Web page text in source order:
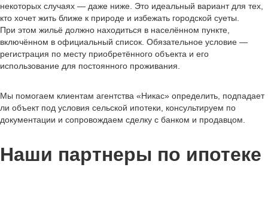
некоторых случаях — даже ниже. Это идеальный вариант для тех,
кто хочет жить ближе к природе и избежать городской суеты.
При этом жильё должно находиться в населённом пункте,
включённом в официальный список. Обязательное условие —
регистрация по месту приобретённого объекта и его
использование для постоянного проживания.
Мы помогаем клиентам агентства «Никас» определить, подпадает
ли объект под условия сельской ипотеки, консультируем по
документации и сопровождаем сделку с банком и продавцом.
Наши партнеры по ипотеке